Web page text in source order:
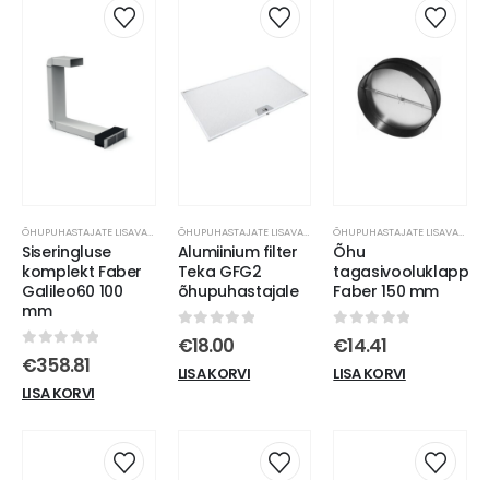
ÕHUPUHASTAJATE LISAVARUSTUS
Siseringluse
komplekt Faber
Galileo60 100
mm
0out of 5
€358.81
LISA KORVI
ÕHUPUHASTAJATE LISAVARUSTUS
Alumiinium filter
Teka GFG2
õhupuhastajale
0out of 5
€18.00
LISA KORVI
ÕHUPUHASTAJATE LISAVARUSTUS
Õhu
tagasivooluklapp
Faber 150 mm
0out of 5
€14.41
LISA KORVI